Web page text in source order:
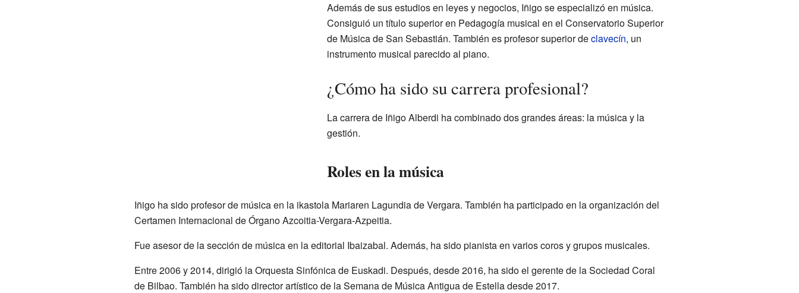
Además de sus estudios en leyes y negocios, Iñigo se especializó en música.
Consiguió un título superior en Pedagogía musical en el Conservatorio Superior
de Música de San Sebastián. También es profesor superior declavecín, un
instrumento musical parecido al piano.
¿Cómo ha sido su carrera profesional?
La carrera de Iñigo Alberdi ha combinado dos grandes áreas: la música y la
gestión.
Roles en la música
Iñigo ha sido profesor de música en la ikastola Mariaren Lagundia de Vergara. También ha participado en la organización del
Certamen Internacional de Órgano Azcoitia-Vergara-Azpeitia.
Fue asesor de la sección de música en la editorial Ibaizabal. Además, ha sido pianista en varios coros y grupos musicales.
Entre 2006 y 2014, dirigió la Orquesta Sinfónica de Euskadi. Después, desde 2016, ha sido el gerente de la Sociedad Coral
de Bilbao. También ha sido director artístico de la Semana de Música Antigua de Estella desde 2017.